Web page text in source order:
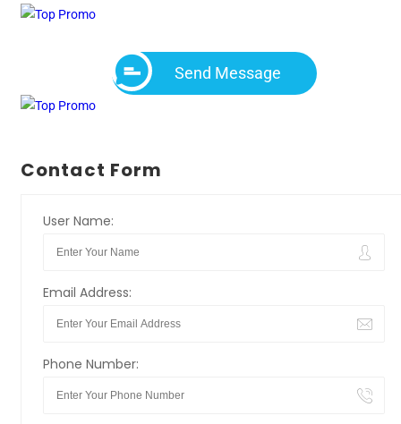
Send Message
Contact Form
User Name:
Email Address:
Phone Number: